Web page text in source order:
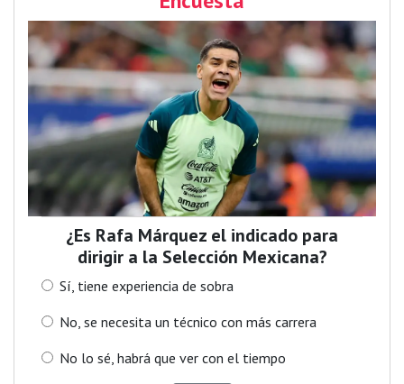
¿Es Rafa Márquez el indicado para
dirigir a la Selección Mexicana?
Sí, tiene experiencia de sobra
No, se necesita un técnico con más carrera
No lo sé, habrá que ver con el tiempo